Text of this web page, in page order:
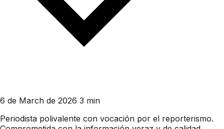
6 de March de 2026 3 min
Periodista polivalente con vocación por el reporterismo.